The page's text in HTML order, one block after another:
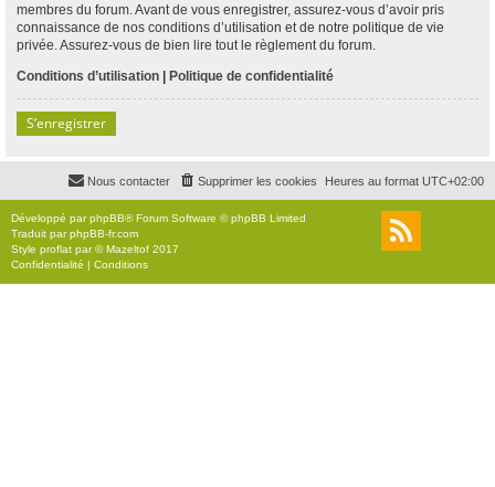
membres du forum. Avant de vous enregistrer, assurez-vous d’avoir pris
connaissance de nos conditions d’utilisation et de notre politique de vie
privée. Assurez-vous de bien lire tout le règlement du forum.
Conditions d’utilisation | Politique de confidentialité
S’enregistrer
Heures au format UTC+02:00
Supprimer les cookies
Nous contacter
Développé parphpBB® Forum Software © phpBB Limited
Traduit parphpBB-fr.com
Style proflat par ©Mazeltof 2017
Confidentialité | Conditions